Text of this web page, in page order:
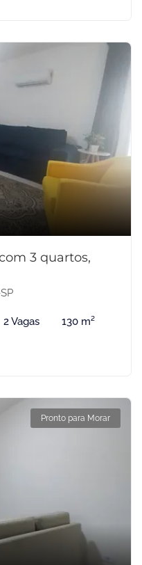
3 quartos,
2 Vagas 130 m²
Pronto para Morar